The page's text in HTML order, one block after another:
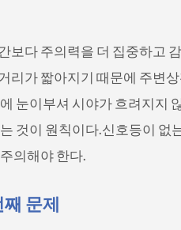
보다 주의력을 더 집중하고
리가 짧아지기 때문에 주변
눈이부셔 시야가 흐려지지
것이 원칙이다.신호등이 없
의해야 한다.
문제